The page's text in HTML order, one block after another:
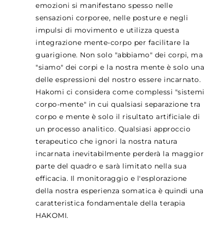
emozioni si manifestano spesso nelle
sensazioni corporee, nelle posture e negli
impulsi di movimento e utilizza questa
integrazione mente-corpo per facilitare la
guarigione. Non solo "abbiamo" dei corpi, ma
"siamo" dei corpi e la nostra mente è solo una
delle espressioni del nostro essere incarnato.
Hakomi ci considera come complessi "sistemi
corpo-mente" in cui qualsiasi separazione tra
corpo e mente è solo il risultato artificiale di
un processo analitico. Qualsiasi approccio
terapeutico che ignori la nostra natura
incarnata inevitabilmente perderà la maggior
parte del quadro e sarà limitato nella sua
efficacia. Il monitoraggio e l'esplorazione
della nostra esperienza somatica è quindi una
caratteristica fondamentale della terapia
HAKOMI.